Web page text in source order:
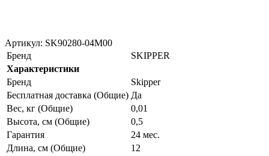
Артикул: SK90280-04M00
Бренд
SKIPPER
Характеристики
Бренд
Skipper
Бесплатная доставка (Общие) Да
Вес, кг (Общие)
0,01
Высота, см (Общие)
0,5
Гарантия
24 мес.
Длина, см (Общие)
12